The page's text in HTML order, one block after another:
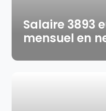
Salaire 3893
mensuel en